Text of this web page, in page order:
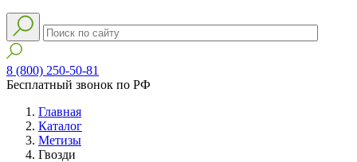
8 (800) 250-50-81
Бесплатный звонок по РФ
Главная
Каталог
Метизы
Гвозди